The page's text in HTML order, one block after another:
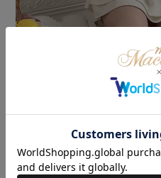
ラインと胸元＆腕のリボンを合わ
・コンパクトなシルエットでスタ
豊富で推しカラーコーデを楽しめ